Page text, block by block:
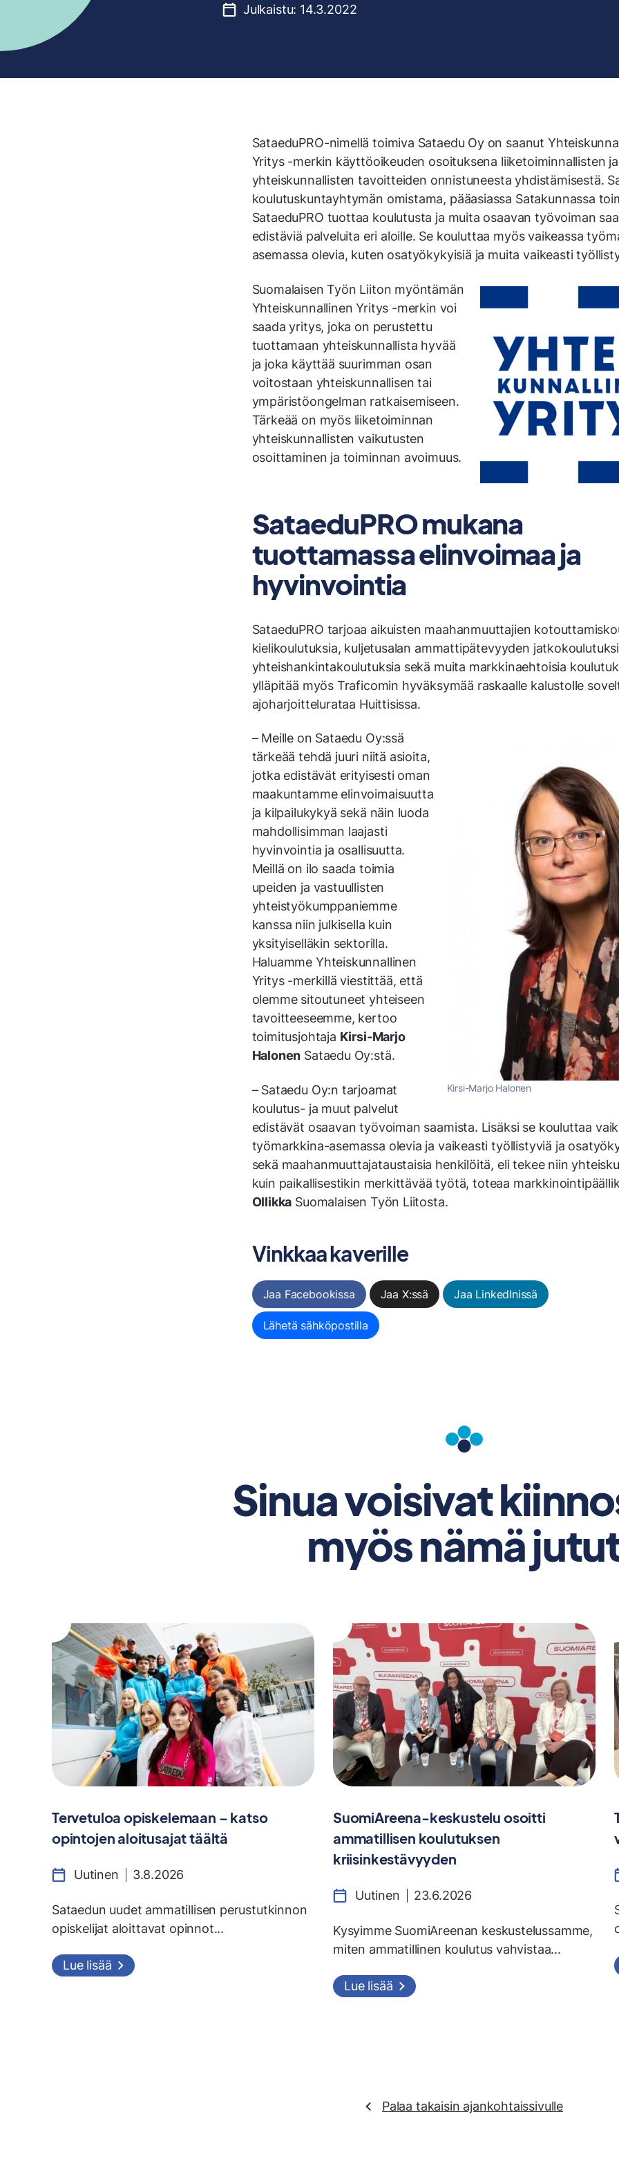
Julkaistu: 14.3.2022
SataeduPRO-nimellä toimiva Sataedu Oy on saanut
Yritys -merkin käyttöoikeuden osoituksena liiketoiminnallisten ja
yhteiskunnallisten tavoitteiden onnistuneesta yhdistämisestä.
koulutuskuntayhtymän omistama, pääasiassa Satakunnassa
SataeduPRO tuottaa koulutusta ja muita osaavan työvoiman
edistäviä palveluita eri aloille. Se kouluttaa myös vaikeassa
asemassa olevia, kuten osatyökykyisiä ja muita vaikeasti
Suomalaisen Työn Liiton myöntämän
Yhteiskunnallinen Yritys -merkin voi
saada yritys, joka on perustettu
tuottamaan yhteiskunnallista hyvää
ja joka käyttää suurimman osan
voitostaan yhteiskunnallisen tai
ympäristöongelman ratkaisemiseen.
Tärkeää on myös liiketoiminnan
yhteiskunnallisten vaikutusten
osoittaminen ja toiminnan avoimuus.
SataeduPRO mukana
tuottamassa elinvoimaa ja
hyvinvointia
SataeduPRO tarjoaa aikuisten maahanmuuttajien
kielikoulutuksia, kuljetusalan ammattipätevyyden
yhteishankintakoulutuksia sekä muita markkinaehtoisia
ylläpitää myös Traficomin hyväksymää raskaalle kalustolle
ajoharjoittelurataa Huittisissa.
Kirsi-Marjo Halonen
– Meille on Sataedu Oy:ssä
tärkeää tehdä juuri niitä asioita,
jotka edistävät erityisesti oman
maakuntamme elinvoimaisuutta
ja kilpailukykyä sekä näin luoda
mahdollisimman laajasti
hyvinvointia ja osallisuutta.
Meillä on ilo saada toimia
upeiden ja vastuullisten
yhteistyökumppaniemme
kanssa niin julkisella kuin
yksityiselläkin sektorilla.
Haluamme Yhteiskunnallinen
Yritys -merkillä viestittää, että
olemme sitoutuneet yhteiseen
tavoitteeseemme, kertoo
toimitusjohtaja Kirsi-Marjo
Halonen Sataedu Oy:stä.
– Sataedu Oy:n tarjoamat
koulutus- ja muut palvelut
edistävät osaavan työvoiman saamista. Lisäksi se kouluttaa
työmarkkina-asemassa olevia ja vaikeasti työllistyviä ja
sekä maahanmuuttajataustaisia henkilöitä, eli tekee niin
kuin paikallisestikin merkittävää työtä, toteaa
Ollikka Suomalaisen Työn Liitosta.
Vinkkaa kaverille
Jaa Facebookissa Jaa X:ssä Jaa LinkedInissä
Lähetä sähköpostilla
Sinua voisivat
myös nämä
Tervetuloa opiskelemaan – katso
opintojen aloitusajat täältä
Uutinen 3.8.2026
Sataedun uudet ammatillisen perustutkinnon
opiskelijat aloittavat opinnot...
Lue lisää
SuomiAreena-keskustelu osoitti
ammatillisen koulutuksen
kriisinkestävyyden
Uutinen 23.6.2026
Kysyimme SuomiAreenan keskustelussamme,
miten ammatillinen koulutus vahvistaa...
Lue lisää
Palaa takaisin ajankohtaissivulle